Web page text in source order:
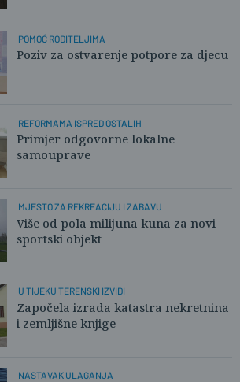
POMOĆ RODITELJIMA
Poziv za ostvarenje potpore za djecu
REFORMAMA ISPRED OSTALIH
Primjer odgovorne lokalne
samouprave
MJESTO ZA REKREACIJU I ZABAVU
Više od pola milijuna kuna za novi
sportski objekt
U TIJEKU TERENSKI IZVIDI
Započela izrada katastra nekretnina
i zemljišne knjige
NASTAVAK ULAGANJA